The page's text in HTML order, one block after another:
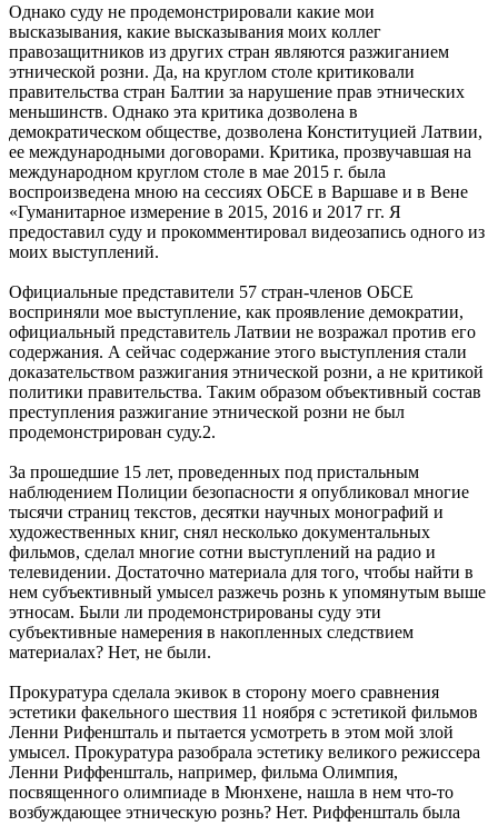
Однако суду не продемонстрировали какие мои
высказывания, какие высказывания моих коллег
правозащитников из других стран являются разжиганием
этнической розни. Да, на круглом столе критиковали
правительства стран Балтии за нарушение прав этнических
меньшинств. Однако эта критика дозволена в
демократическом обществе, дозволена Конституцией Латвии,
ее международными договорами. Критика, прозвучавшая на
международном круглом столе в мае 2015 г. была
воспроизведена мною на сессиях ОБСЕ в Варшаве и в Вене
«Гуманитарное измерение в 2015, 2016 и 2017 гг. Я
предоставил суду и прокомментировал видеозапись одного из
моих выступлений.
Официальные представители 57 стран-членов ОБСЕ
восприняли мое выступление, как проявление демократии,
официальный представитель Латвии не возражал против его
содержания. А сейчас содержание этого выступления стали
доказательством разжигания этнической розни, а не критикой
политики правительства. Таким образом объективный состав
преступления разжигание этнической розни не был
продемонстрирован суду.2.
За прошедшие 15 лет, проведенных под пристальным
наблюдением Полиции безопасности я опубликовал многие
тысячи страниц текстов, десятки научных монографий и
художественных книг, снял несколько документальных
фильмов, сделал многие сотни выступлений на радио и
телевидении. Достаточно материала для того, чтобы найти в
нем субъективный умысел разжечь рознь к упомянутым выше
этносам. Были ли продемонстрированы суду эти
субъективные намерения в накопленных следствием
материалах? Нет, не были.
Прокуратура сделала экивок в сторону моего сравнения
эстетики факельного шествия 11 ноября с эстетикой фильмов
Ленни Рифеншталь и пытается усмотреть в этом мой злой
умысел. Прокуратура разобрала эстетику великого режиссера
Ленни Риффеншталь, например, фильма Олимпия,
посвященного олимпиаде в Мюнхене, нашла в нем что-то
возбуждающее этническую рознь? Нет. Риффеншталь была